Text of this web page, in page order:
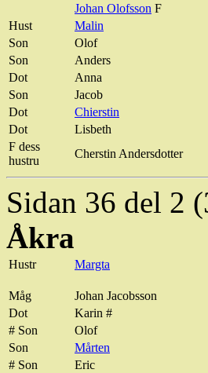
Johan Olofsson F
Hust
Malin
Son Olof
Son
Anders
Dot
Anna
Son
Jacob
Dot Chierstin
Dot
Lisbeth
F dess
hustru
CherstinAndersdotter
Sidan 36 del 2
Åkra
Hustr Margta
Måg
Johan Jacobsson
Dot
Karin #
# Son
Olof
Son
Mårten
# Son
Eric